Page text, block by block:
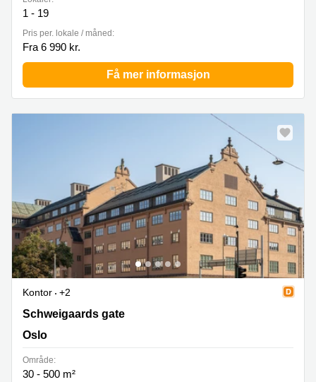
1 - 19
Pris per. lokale / måned:
Fra 6 990 kr.
Få mer informasjon
Kontor
+2
Schweigaards gate 15, Oslo
Schweigaards gate
Oslo
Område:
30 - 500 m²